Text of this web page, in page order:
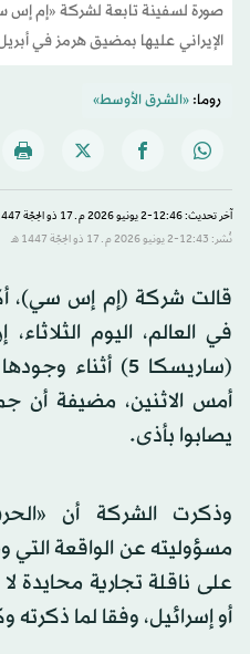
صورة لسفينة تابعة لشركة «إم إس
الإيراني عليها بمضيق هرمز في
روما:«الشرق الأوسط»
آخر تحديث: 12:46-2 يونيو 2026 م ـ 17 ذو الحِجّة 1447 هـ
نُشر: 12:43-2 يونيو 2026 م ـ 17 ذو الحِجّة 1447 هـ
قالت شركة (إم إس سي)،
في العالم، اليوم
(ساريسكا 5)
أمس الاثنين، مضيفة أن
يصابوا بأذى.
وذكرت الشركة أن
مسؤوليته عن الواقعة التي
على ناقلة تجارية محايدة لا
أو إسرائيل، وفقا لما ذكرته